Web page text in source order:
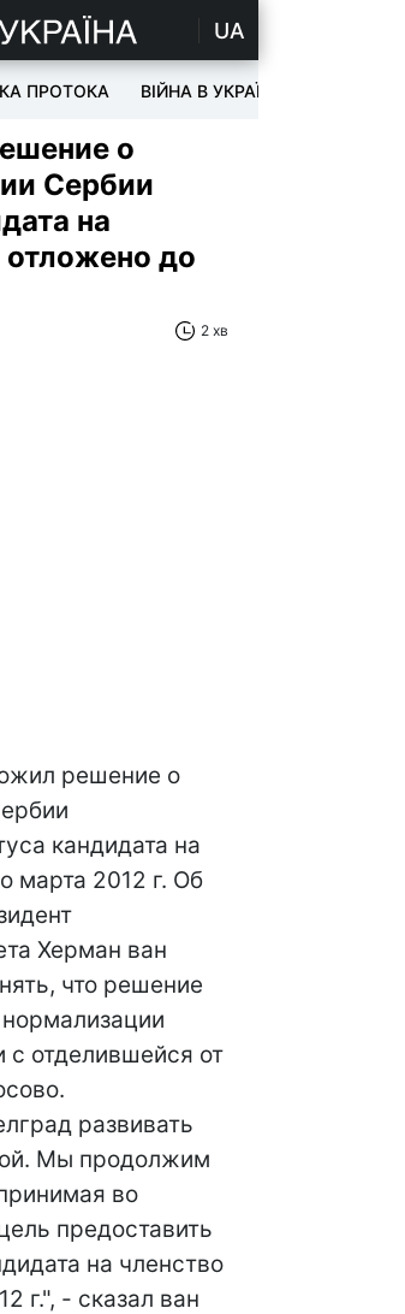
UA
ПРОТОКА ВІЙНА В УКРАЇНІ
о
Сербии
на
отложено до
2 хв
решение о
кандидата на
марта 2012 г. Об
Херман ван
что решение
отделившейся от
развивать
Мы продолжим
во
предоставить
на членство
г.", - сказал ван